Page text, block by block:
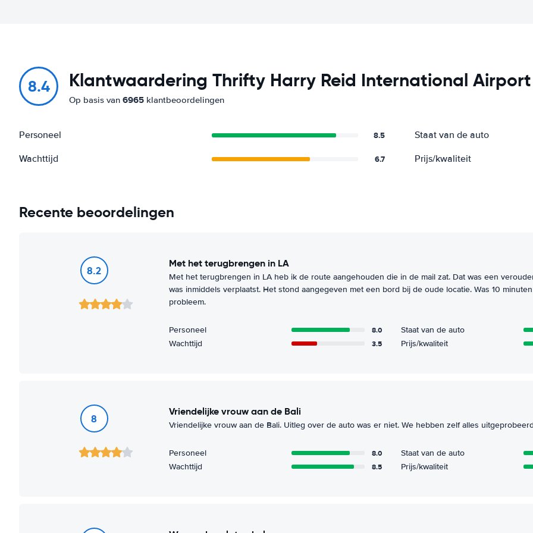
8.4 Klantwaardering Thrifty Harry Reid International Airport
Op basis van 6965 klantbeoordelingen
Personeel 8.5 Staat van de auto
Wachttijd 6.7 Prijs/kwaliteit
Recente beoordelingen
8.2
Met het terugbrengen in LA
Met het terugbrengen in LA heb ik de route aangehouden die in de mail zat. Dat was een
was inmiddels verplaatst. Het stond aangegeven met een bord bij de oude locatie. Was 10
probleem.
Personeel 8.0 Staat van de auto
Wachttijd 3.5 Prijs/kwaliteit
8
Vriendelijke vrouw aan de Bali
Vriendelijke vrouw aan de Bali. Uitleg over de auto was er niet. We hebben zelf alles
Personeel 8.0 Staat van de auto
Wachttijd 8.5 Prijs/kwaliteit